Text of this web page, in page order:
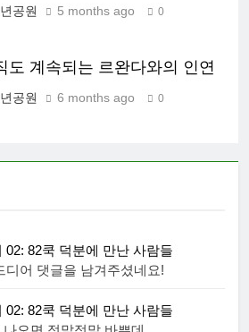
공원 5 months ago 0
도 계속되는 르완다와의 인연
공원 6 months ago 0
02: 82쿡 덕분에 만난 사람들
디어 댓글을 남겨주셨네요!
02: 82쿡 덕분에 만난 사람들